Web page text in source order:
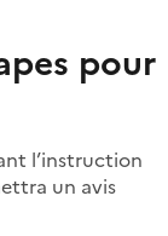
pour
l’instruction
un avis